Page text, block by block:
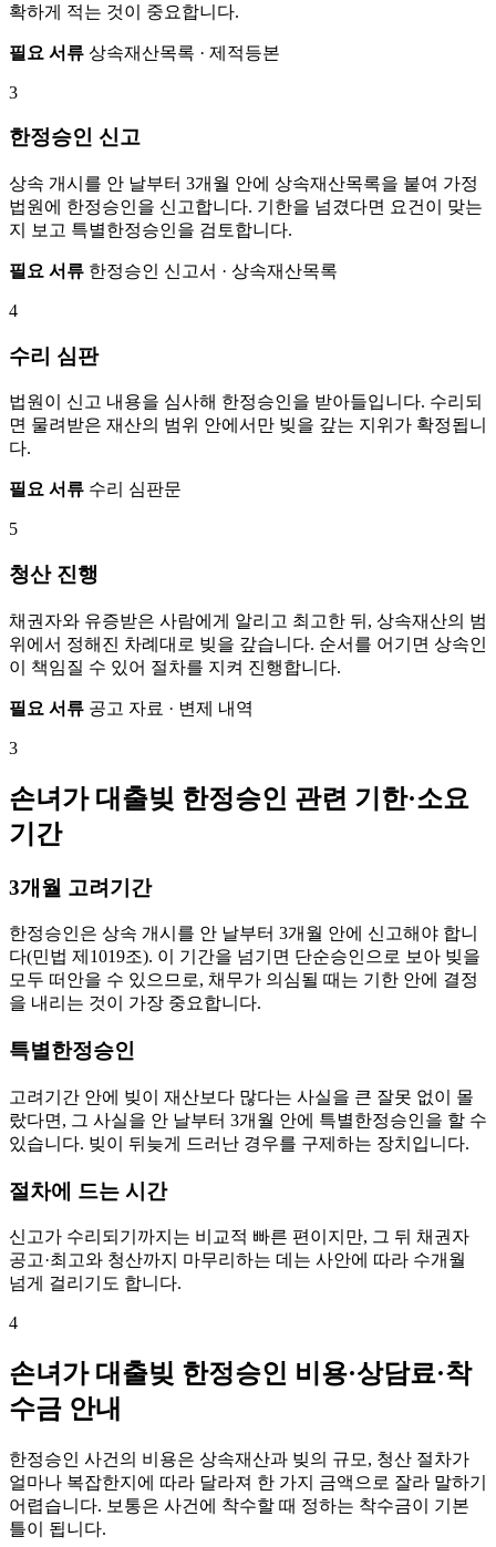
확하게 적는 것이 중요합니다.
필요 서류 상속재산목록 · 제적등본
3
한정승인 신고
상속 개시를 안 날부터 3개월 안에 상속재산목록을 붙여 가정
법원에 한정승인을 신고합니다. 기한을 넘겼다면 요건이 맞는
지 보고 특별한정승인을 검토합니다.
필요 서류 한정승인 신고서 · 상속재산목록
4
수리 심판
법원이 신고 내용을 심사해 한정승인을 받아들입니다. 수리되
면 물려받은 재산의 범위 안에서만 빚을 갚는 지위가 확정됩니
다.
필요 서류 수리 심판문
5
청산 진행
채권자와 유증받은 사람에게 알리고 최고한 뒤, 상속재산의 범
위에서 정해진 차례대로 빚을 갚습니다. 순서를 어기면 상속인
이 책임질 수 있어 절차를 지켜 진행합니다.
필요 서류 공고 자료 · 변제 내역
3
손녀가 대출빚 한정승인 관련 기한·소요
기간
3개월 고려기간
한정승인은 상속 개시를 안 날부터 3개월 안에 신고해야 합니
다(민법 제1019조). 이 기간을 넘기면 단순승인으로 보아 빚을
모두 떠안을 수 있으므로, 채무가 의심될 때는 기한 안에 결정
을 내리는 것이 가장 중요합니다.
특별한정승인
고려기간 안에 빚이 재산보다 많다는 사실을 큰 잘못 없이 몰
랐다면, 그 사실을 안 날부터 3개월 안에 특별한정승인을 할 수
있습니다. 빚이 뒤늦게 드러난 경우를 구제하는 장치입니다.
절차에 드는 시간
신고가 수리되기까지는 비교적 빠른 편이지만, 그 뒤 채권자
공고·최고와 청산까지 마무리하는 데는 사안에 따라 수개월
넘게 걸리기도 합니다.
4
손녀가 대출빚 한정승인 비용·상담료·착
수금 안내
한정승인 사건의 비용은 상속재산과 빚의 규모, 청산 절차가
얼마나 복잡한지에 따라 달라져 한 가지 금액으로 잘라 말하기
어렵습니다. 보통은 사건에 착수할 때 정하는 착수금이 기본
틀이 됩니다.